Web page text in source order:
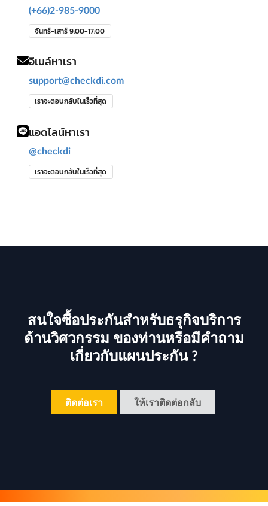
(+66)2-985-9000
จันทร์-เสาร์ 9:00-17:00
อีเมล์หาเรา
support@checkdi.com
เราจะตอบกลับในเร็วที่สุด
แอดไลน์หาเรา
@checkdi
เราจะตอบกลับในเร็วที่สุด
สนใจซื้อประกันสำหรับธรุกิจบริการ
ด้านวิศวกรรม ของท่านหรือมีคำถาม
เกี่ยวกับแผนประกัน ?
ติดต่อเรา ให้เราติดต่อกลับ